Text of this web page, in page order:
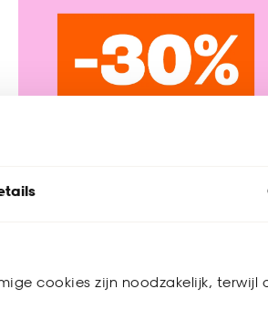
cookies zijn noodzakelijk, terwijl